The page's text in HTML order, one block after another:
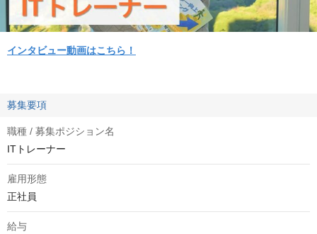
インタビュー動画はこちら！
募集要項
職種 / 募集ポジション名
ITトレーナー
雇用形態
正社員
給与